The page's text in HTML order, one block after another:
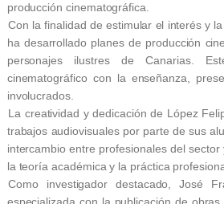
producción cinematográfica.
Con la finalidad de estimular el interés y
ha desarrollado planes de producción
personajes ilustres de Canarias.
cinematográfico con la enseñanza,
involucrados.
La creatividad y dedicación de López
trabajos audiovisuales por parte de sus
intercambio entre profesionales del
la teoría académica y la práctica
Como investigador destacado, José